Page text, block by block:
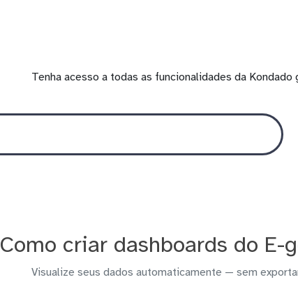
Tenha acesso a todas as funcionalidades da
Como criar dashboards do E-
Visualize seus dados automaticamente — sem